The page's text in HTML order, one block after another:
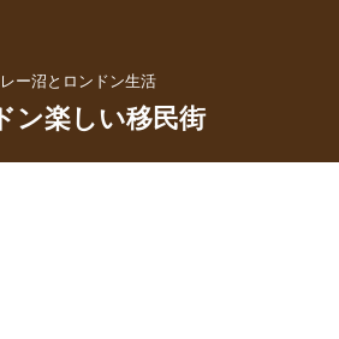
ー沼とロンドン生活
ン楽しい移民街